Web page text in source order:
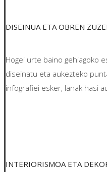
DISEINUA ETA OBREN
Hogei urte baino gehiagoko
diseinatu eta aukezteko
infografiei esker, lanak hasi
INTERIORISMOA ETA